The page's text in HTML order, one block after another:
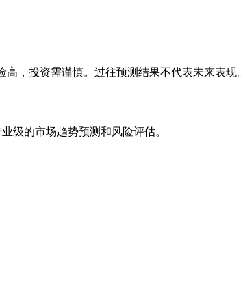
，投资需谨慎。过往预测结果不代表未来表现。
级的市场趋势预测和风险评估。